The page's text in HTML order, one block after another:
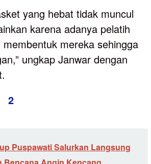
yang hebat tidak muncul
karena adanya pelatih
mereka sehingga
ungkap Janwar dengan
2
Puspawati Salurkan Langsung